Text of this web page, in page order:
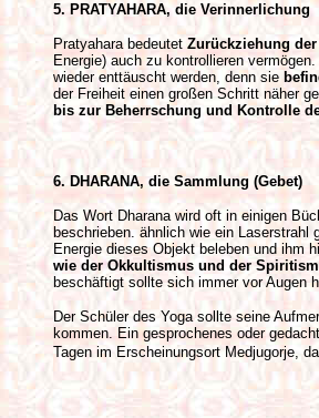
5. PRATYAHARA, die Verinnerlichung
Pratyahara bedeutet Zurückziehung
Energie) auch zu kontrollieren
wieder enttäuscht werden, denn sie
der Freiheit einen großen Schritt näher
bis zur Beherrschung und Kontrolle
6. DHARANA, die Sammlung (Gebet)
Das Wort Dharana wird oft in einigen
beschrieben. ähnlich wie ein
Energie dieses Objekt beleben und ihm
wie der Okkultismus und der
beschäftigt sollte sich immer vor Augen
Der Schüler des Yoga sollte seine
kommen. Ein gesprochenes oder
Tagen im Erscheinungsort Medjugorje,